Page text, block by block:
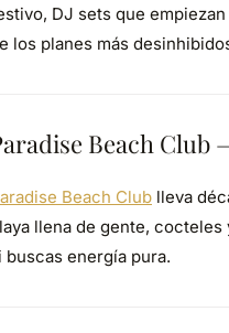
DJ sets que
los planes más
Beach Club
Beach Club lleva
llena de gente,
buscas energía pura.